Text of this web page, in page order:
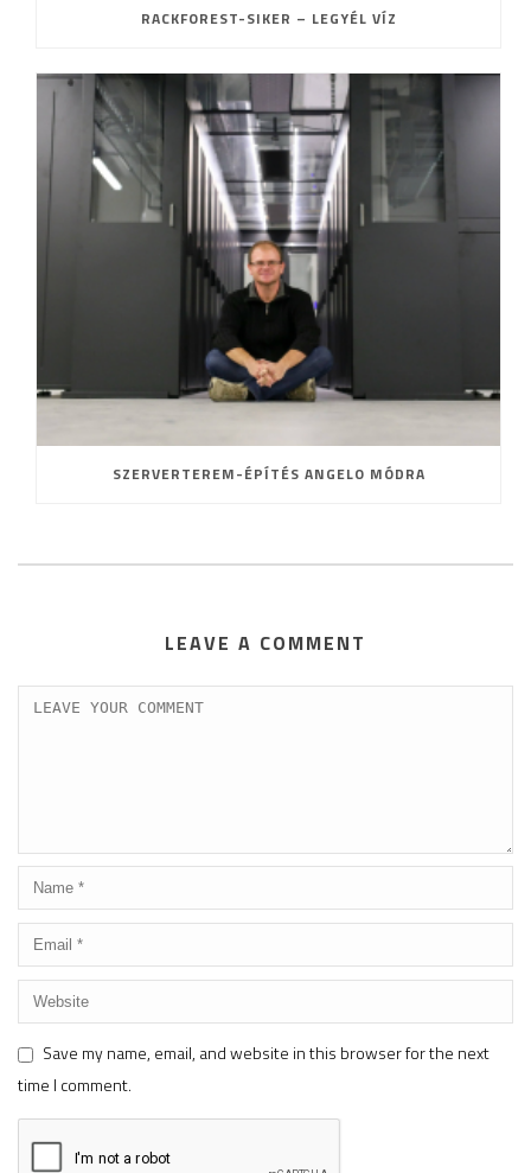
RACKFOREST-SIKER – LEGYÉL VÍZ
SZERVERTEREM-ÉPÍTÉS ANGELO MÓDRA
LEAVE A COMMENT
Save my name, email, and website in this browser for the next
time I comment.